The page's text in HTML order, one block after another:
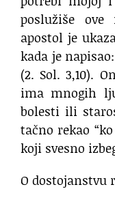
poslužiše ove
apostol je
kada je
(2. Sol. 3,10).
ima mnogih
bolesti ili
tačno rekao
koji svesno
O dostojanstvu